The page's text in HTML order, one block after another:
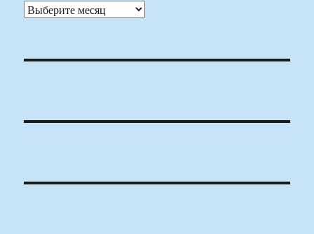
Архивы